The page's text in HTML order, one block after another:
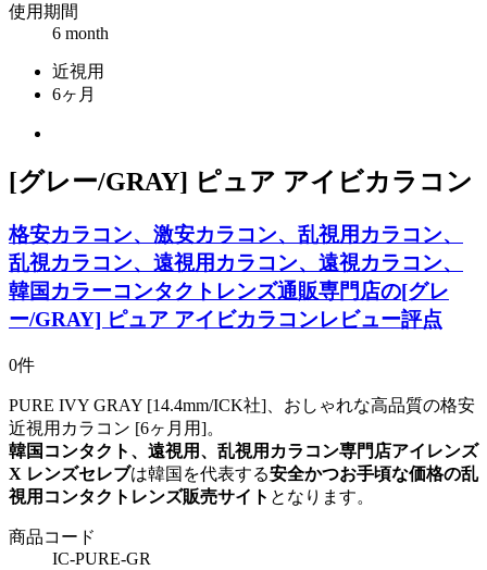
使用期間
6 month
近視用
6ヶ月
[グレー/GRAY] ピュア アイビカラコン
格安カラコン、激安カラコン、乱視用カラコン、
乱視カラコン、遠視用カラコン、遠視カラコン、
韓国カラーコンタクトレンズ通販専門店の[グレ
ー/GRAY] ピュア アイビカラコンレビュー評点
0件
PURE IVY GRAY [14.4mm/ICK社]、おしゃれな高品質の格安
近視用カラコン [6ヶ月用]。
韓国コンタクト、遠視用、乱視用カラコン専門店アイレンズ
X レンズセレブは韓国を代表する安全かつお手頃な価格の乱
視用コンタクトレンズ販売サイト となります。
商品コード
IC-PURE-GR